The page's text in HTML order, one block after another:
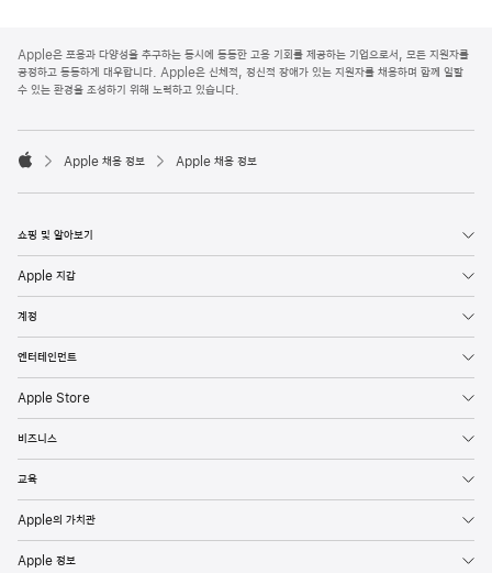
p
p
l
o
e
Apple은 포용과 다양성을 추구하는 동시에 동등한 고용 기회를 제공하는 기업으로서, 모든 지원자를
공정하고 동등하게 대우합니다. Apple은 신체적, 정신적 장애가 있는 지원자를 채용하며 함께 일할
수 있는 환경을 조성하기 위해 노력하고 있습니다.

p
l
Apple 채용 정보 Apple 채용 정보
쇼핑 및 알아보기
Apple 지갑
계정
엔터테인먼트
Apple Store
비즈니스
교육
Apple의 가치관
Apple 정보